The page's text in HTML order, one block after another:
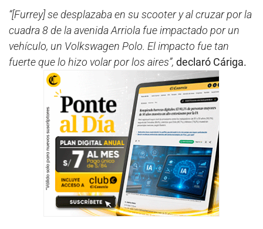
“[Furrey] se desplazaba en su scooter y al cruzar por la
cuadra 8 de la avenida Arriola fue impactado por un
vehículo, un Volkswagen Polo. El impacto fue tan
fuerte que lo hizo volar por los aires”, declaró Cáriga.